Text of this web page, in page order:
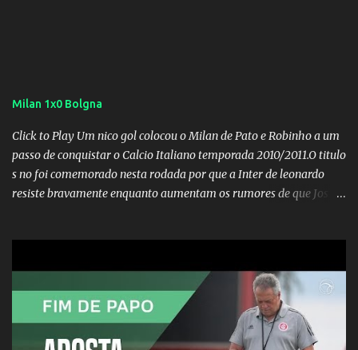
Milan 1x0 Bolgna
Click to Play Um nico gol colocou o Milan de Pato e Robinho a um
passo de conquistar o Calcio Italiano temporada 2010/2011.O titulo
s no foi comemorado nesta rodada por que a Inter de leonardo
resiste bravamente enquanto aumentam os rumores de que Jos